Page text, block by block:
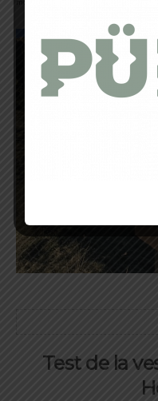
Test de la